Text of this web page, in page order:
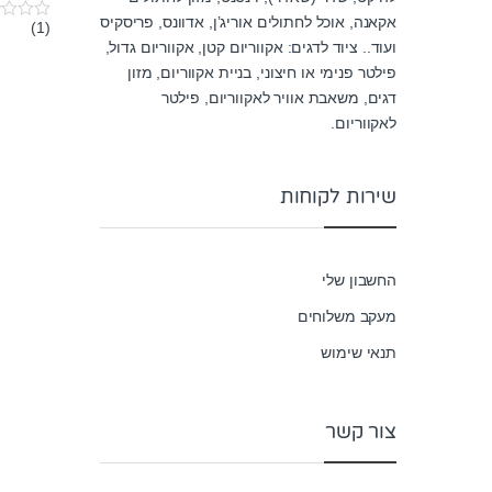
0(1)
אקאנה, אוכל לחתולים אוריג’ן, אדוונס, פריסקיס
ועוד.. ציוד לדגים: אקווריום קטן, אקווריום גדול,
פילטר פנימי או חיצוני, בניית אקווריום, מזון
דגים, משאבת אוויר לאקווריום, פילטר
לאקווריום.
שירות לקוחות
החשבון שלי
מעקב משלוחים
תנאי שימוש
צור קשר